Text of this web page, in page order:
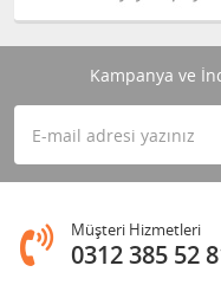
Kampanya ve
Müşteri Hizmetleri
0312 385 52